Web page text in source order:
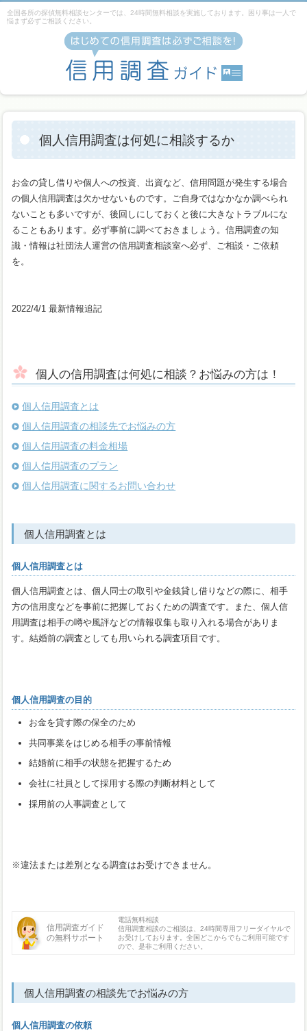
個人信用調査は何処に相談するか
お金の貸し借りや個人への投資、出資など、信用問題が発生する場合
の個人信用調査は欠かせないものです。ご自身ではなかなか調べられ
ないことも多いですが、後回しにしておくと後に大きなトラブルにな
ることもあります。必ず事前に調べておきましょう。信用調査の知
識・情報は社団法人運営の信用調査相談室へ必ず、ご相談・ご依頼
を。
2022/4/1最新情報追記
個人の信用調査は何処に相談？お悩みの方は！
個人信用調査とは
個人信用調査の相談先でお悩みの方
個人信用調査の料金相場
個人信用調査のプラン
個人信用調査に関するお問い合わせ
個人信用調査とは
個人信用調査とは
個人信用調査とは、個人同士の取引や金銭貸し借りなどの際に、相手
方の信用度などを事前に把握しておくための調査です。また、個人信
用調査は相手の噂や風評などの情報収集も取り入れる場合がありま
す。結婚前の調査としても用いられる調査項目です。
個人信用調査の目的
お金を貸す際の保全のため
共同事業をはじめる相手の事前情報
結婚前に相手の状態を把握するため
会社に社員として採用する際の判断材料として
採用前の人事調査として
※違法または差別となる調査はお受けできません。
信用調査ガイド
の無料サポート
電話無料相談
信用調査相談のご相談は、24時間専用フリーダイヤルで
お受けしております。全国どこからでもご利用可能です
ので、是非ご利用ください。
個人信用調査の相談先でお悩みの方
個人信用調査の依頼
全国各所の探偵無料相談センターでは、24時間無料相談を実施しております。困り事は一人で
悩まず必ずご相談ください。